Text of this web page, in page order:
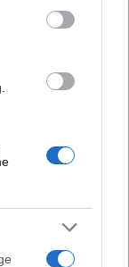
de la tech